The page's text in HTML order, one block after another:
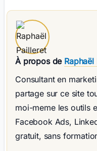
À propos de Raphaël
Consultant en
partage sur ce site
moi-meme les outils
Facebook Ads,
gratuit, sans